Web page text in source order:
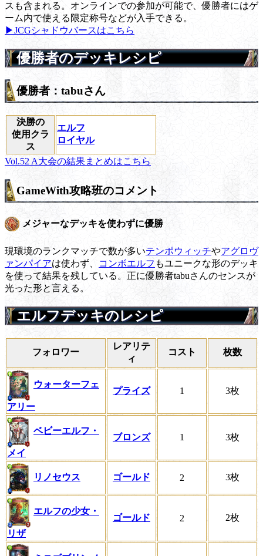
スも含まれる。オンラインでの参加が可能で、優勝者にはゲ
ーム内で使える限定称号などが入手できる。
▶JCGシャドウバースはこちら
優勝者のデッキレシピ
優勝者：tabuさん
決勝の
使用クラ
ス
エルフ
ロイヤル
Vol.52 A大会の結果まとめはこちら
GameWith攻略班のコメント
メジャーなデッキを使わずに優勝
現環境のランクマッチで数が多いテンポウィッチやアグロヴ
ァンパイアは使わず、 コンボエルフ もユニークな形のデッキ
を使って結果を残している。正に優勝者tabuさんのセンスが
光った形と言える。
エルフデッキのレシピ
フォロワー
レアリテ
ィ
コスト 枚数
ウォーターフェ
アリー
プライズ 1 3枚
ベビーエルフ・
メイ
ブロンズ 1 3枚
リノセウス ゴールド 2 3枚
エルフの少女・
リザ
ゴールド 2 2枚